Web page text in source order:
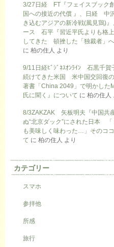
3/27日経 FT『フェイスブック
国への接近の代償 』、日経 中
き込むアジアの新冷戦(風見鶏)』
ース 石平『習近平氏よりも格
してきた 頓挫した「独裁者」
に 柏の住人 より
9/11日経ﾋﾞｼﾞﾈｽｵﾝﾗｲﾝ 石黒千賀
続けてきた米国 米中国交回復
著書「China 2049」で明かした
氏に聞く』について に 柏の住人
8/3ZAKZAK 矢板明夫『中国共
ぬ“北京ダック”にされた日本 「
も美味しく味わった…」そのコ
て に 柏の住人 より
カテゴリー
スマホ
参拝他
所感
旅行